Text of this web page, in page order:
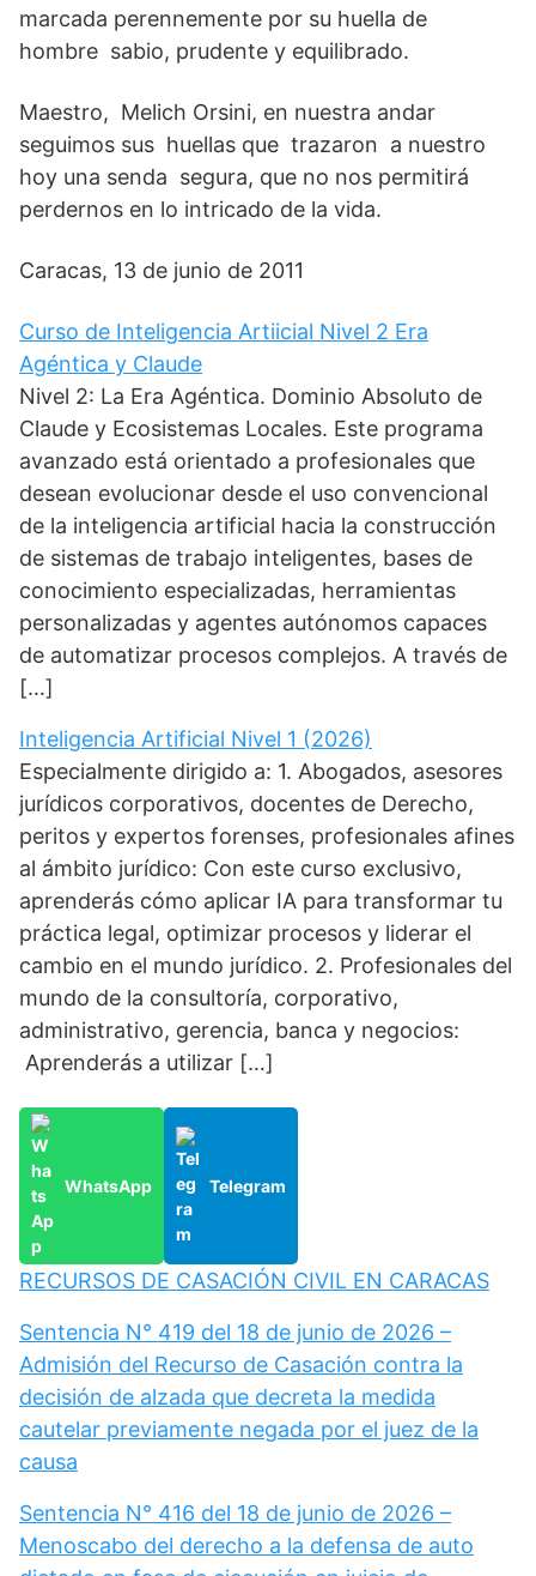
marcada perennemente por su huella de
hombre sabio, prudente y equilibrado.
Maestro, Melich Orsini, en nuestra andar
seguimos sus huellas que trazaron a nuestro
hoy una senda segura, que no nos permitirá
perdernos en lo intricado de la vida.
Caracas, 13 de junio de 2011
Curso de Inteligencia Artiicial Nivel 2 Era
Agéntica y Claude
Nivel 2: La Era Agéntica. Dominio Absoluto de
Claude y Ecosistemas Locales. Este programa
avanzado está orientado a profesionales que
desean evolucionar desde el uso convencional
de la inteligencia artificial hacia la construcción
de sistemas de trabajo inteligentes, bases de
conocimiento especializadas, herramientas
personalizadas y agentes autónomos capaces
de automatizar procesos complejos. A través de
[…]
Inteligencia Artificial Nivel 1 (2026)
Especialmente dirigido a: 1. Abogados, asesores
jurídicos corporativos, docentes de Derecho,
peritos y expertos forenses, profesionales afines
al ámbito jurídico: Con este curso exclusivo,
aprenderás cómo aplicar IA para transformar tu
práctica legal, optimizar procesos y liderar el
cambio en el mundo jurídico. 2. Profesionales del
mundo de la consultoría, corporativo,
administrativo, gerencia, banca y negocios:
Aprenderás a utilizar […]
WhatsApp Telegram
RECURSOS DE CASACIÓN CIVIL EN CARACAS
Sentencia N° 419 del 18 de junio de 2026 –
Admisión del Recurso de Casación contra la
decisión de alzada que decreta la medida
cautelar previamente negada por el juez de la
causa
Sentencia N° 416 del 18 de junio de 2026 –
Menoscabo del derecho a la defensa de auto